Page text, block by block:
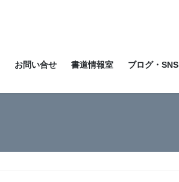
お問い合せ 書道情報室 ブログ・SNS